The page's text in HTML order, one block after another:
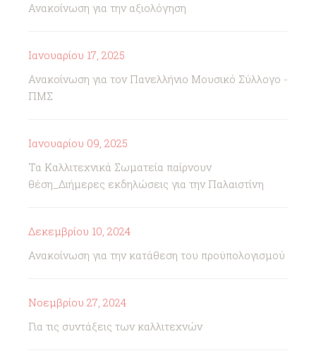
Ανακοίνωση για την αξιολόγηση
Ιανουαρίου 17, 2025
Ανακοίνωση για τον Πανελλήνιο Μουσικό Σύλλογο -
ΠΜΣ
Ιανουαρίου 09, 2025
Τα Καλλιτεχνικά Σωματεία παίρνουν
θέση_Διήμερες εκδηλώσεις για την Παλαιστίνη
Δεκεμβρίου 10, 2024
Ανακοίνωση για την κατάθεση του προϋπολογισμού
Νοεμβρίου 27, 2024
Για τις συντάξεις των καλλιτεχνών